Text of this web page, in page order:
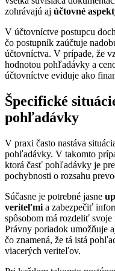
zohrávajú aj účtovné
V účtovníctve postupcu
čo postupník zaúčtuje
účtovníctva. V prípade, že
hodnotou pohľadávky a
účtovníctve eviduje ako
Špecifické
pohľadávky
V praxi často nastáva
pohľadávky. V takomto
ktorá časť pohľadávky je
pochybnosti o rozsahu
Súčasne je potrebné jasne
veriteľmi a zabezpečiť
spôsobom má rozdeliť
Právny poriadok umožňuje
čo znamená, že tá istá
viacerých veriteľov.